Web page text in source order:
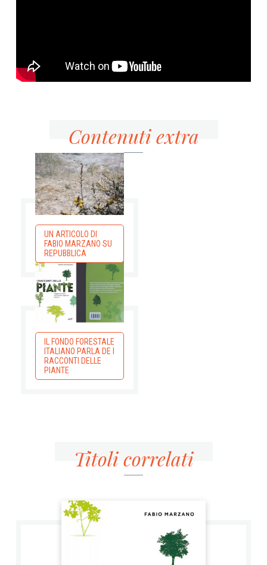
Contenuti extra
UN ARTICOLO DI
FABIO MARZANO SU
REPUBBLICA
IL FONDO FORESTALE
ITALIANO PARLA DE I
RACCONTI DELLE
PIANTE
Titoli correlati